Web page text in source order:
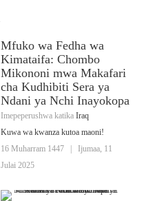
Mfuko wa Fedha wa
Kimataifa: Chombo
Mikononi mwa Makafari
cha Kudhibiti Sera ya
Ndani ya Nchi Inayokopa
Imepeperushwa katika Iraq
Kuwa wa kwanza kutoa maoni!
16 Muharram 1447
Ijumaa, 11
Julai 2025